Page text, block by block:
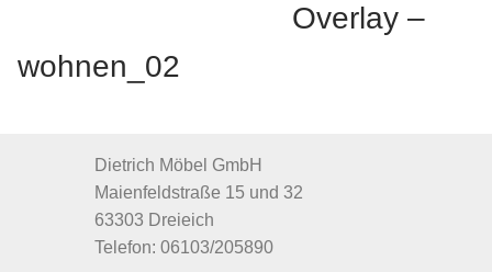
Overlay –
wohnen_02
Dietrich Möbel GmbH
Maienfeldstraße 15 und 32
63303 Dreieich
Telefon: 06103/205890